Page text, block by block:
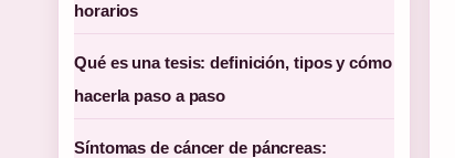
horarios
Qué es una tesis: definición, tipos y cómo
hacerla paso a paso
Síntomas de cáncer de páncreas: